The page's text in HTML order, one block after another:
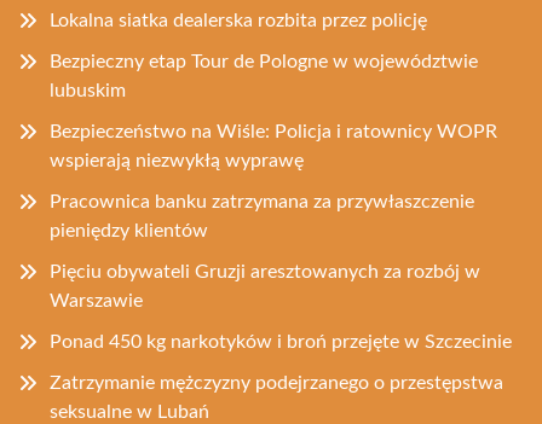
Lokalna siatka dealerska rozbita przez policję
Bezpieczny etap Tour de Pologne w województwie
lubuskim
Bezpieczeństwo na Wiśle: Policja i ratownicy WOPR
wspierają niezwykłą wyprawę
Pracownica banku zatrzymana za przywłaszczenie
pieniędzy klientów
Pięciu obywateli Gruzji aresztowanych za rozbój w
Warszawie
Ponad 450 kg narkotyków i broń przejęte w Szczecinie
Zatrzymanie mężczyzny podejrzanego o przestępstwa
seksualne w Lubań